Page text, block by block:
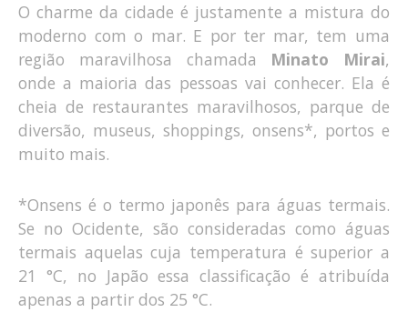
O charme da cidade é justamente a mistura do
moderno com o mar. E por ter mar, tem uma
região maravilhosa chamada Minato Mirai,
onde a maioria das pessoas vai conhecer. Ela é
cheia de restaurantes maravilhosos, parque de
diversão, museus, shoppings, onsens*, portos e
muito mais.
*Onsens é o termo japonês para águas termais.
Se no Ocidente, são consideradas como águas
termais aquelas cuja temperatura é superior a
21 °C, no Japão essa classificação é atribuída
apenas a partir dos 25 °C.